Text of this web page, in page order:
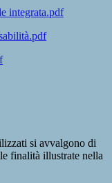
integrata.pdf
si avvalgono di
finalità illustrate nella